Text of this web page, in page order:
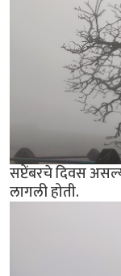
सप्टेंबरचे दिवस
लागली होती.